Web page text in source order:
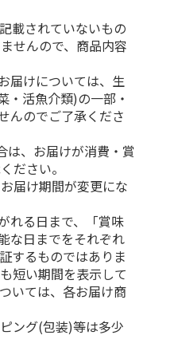
載されていないもの
せんので、商品内容
届けについては、生
・活魚介類)の一部・
んのでご了承くださ
、お届けが消費・賞
ださい。
届け期間が変更にな
れる日まで、「賞味
な日までをそれぞれ
するものではありま
短い期間を表示して
いては、各お届け商
ング(包装)等は多少